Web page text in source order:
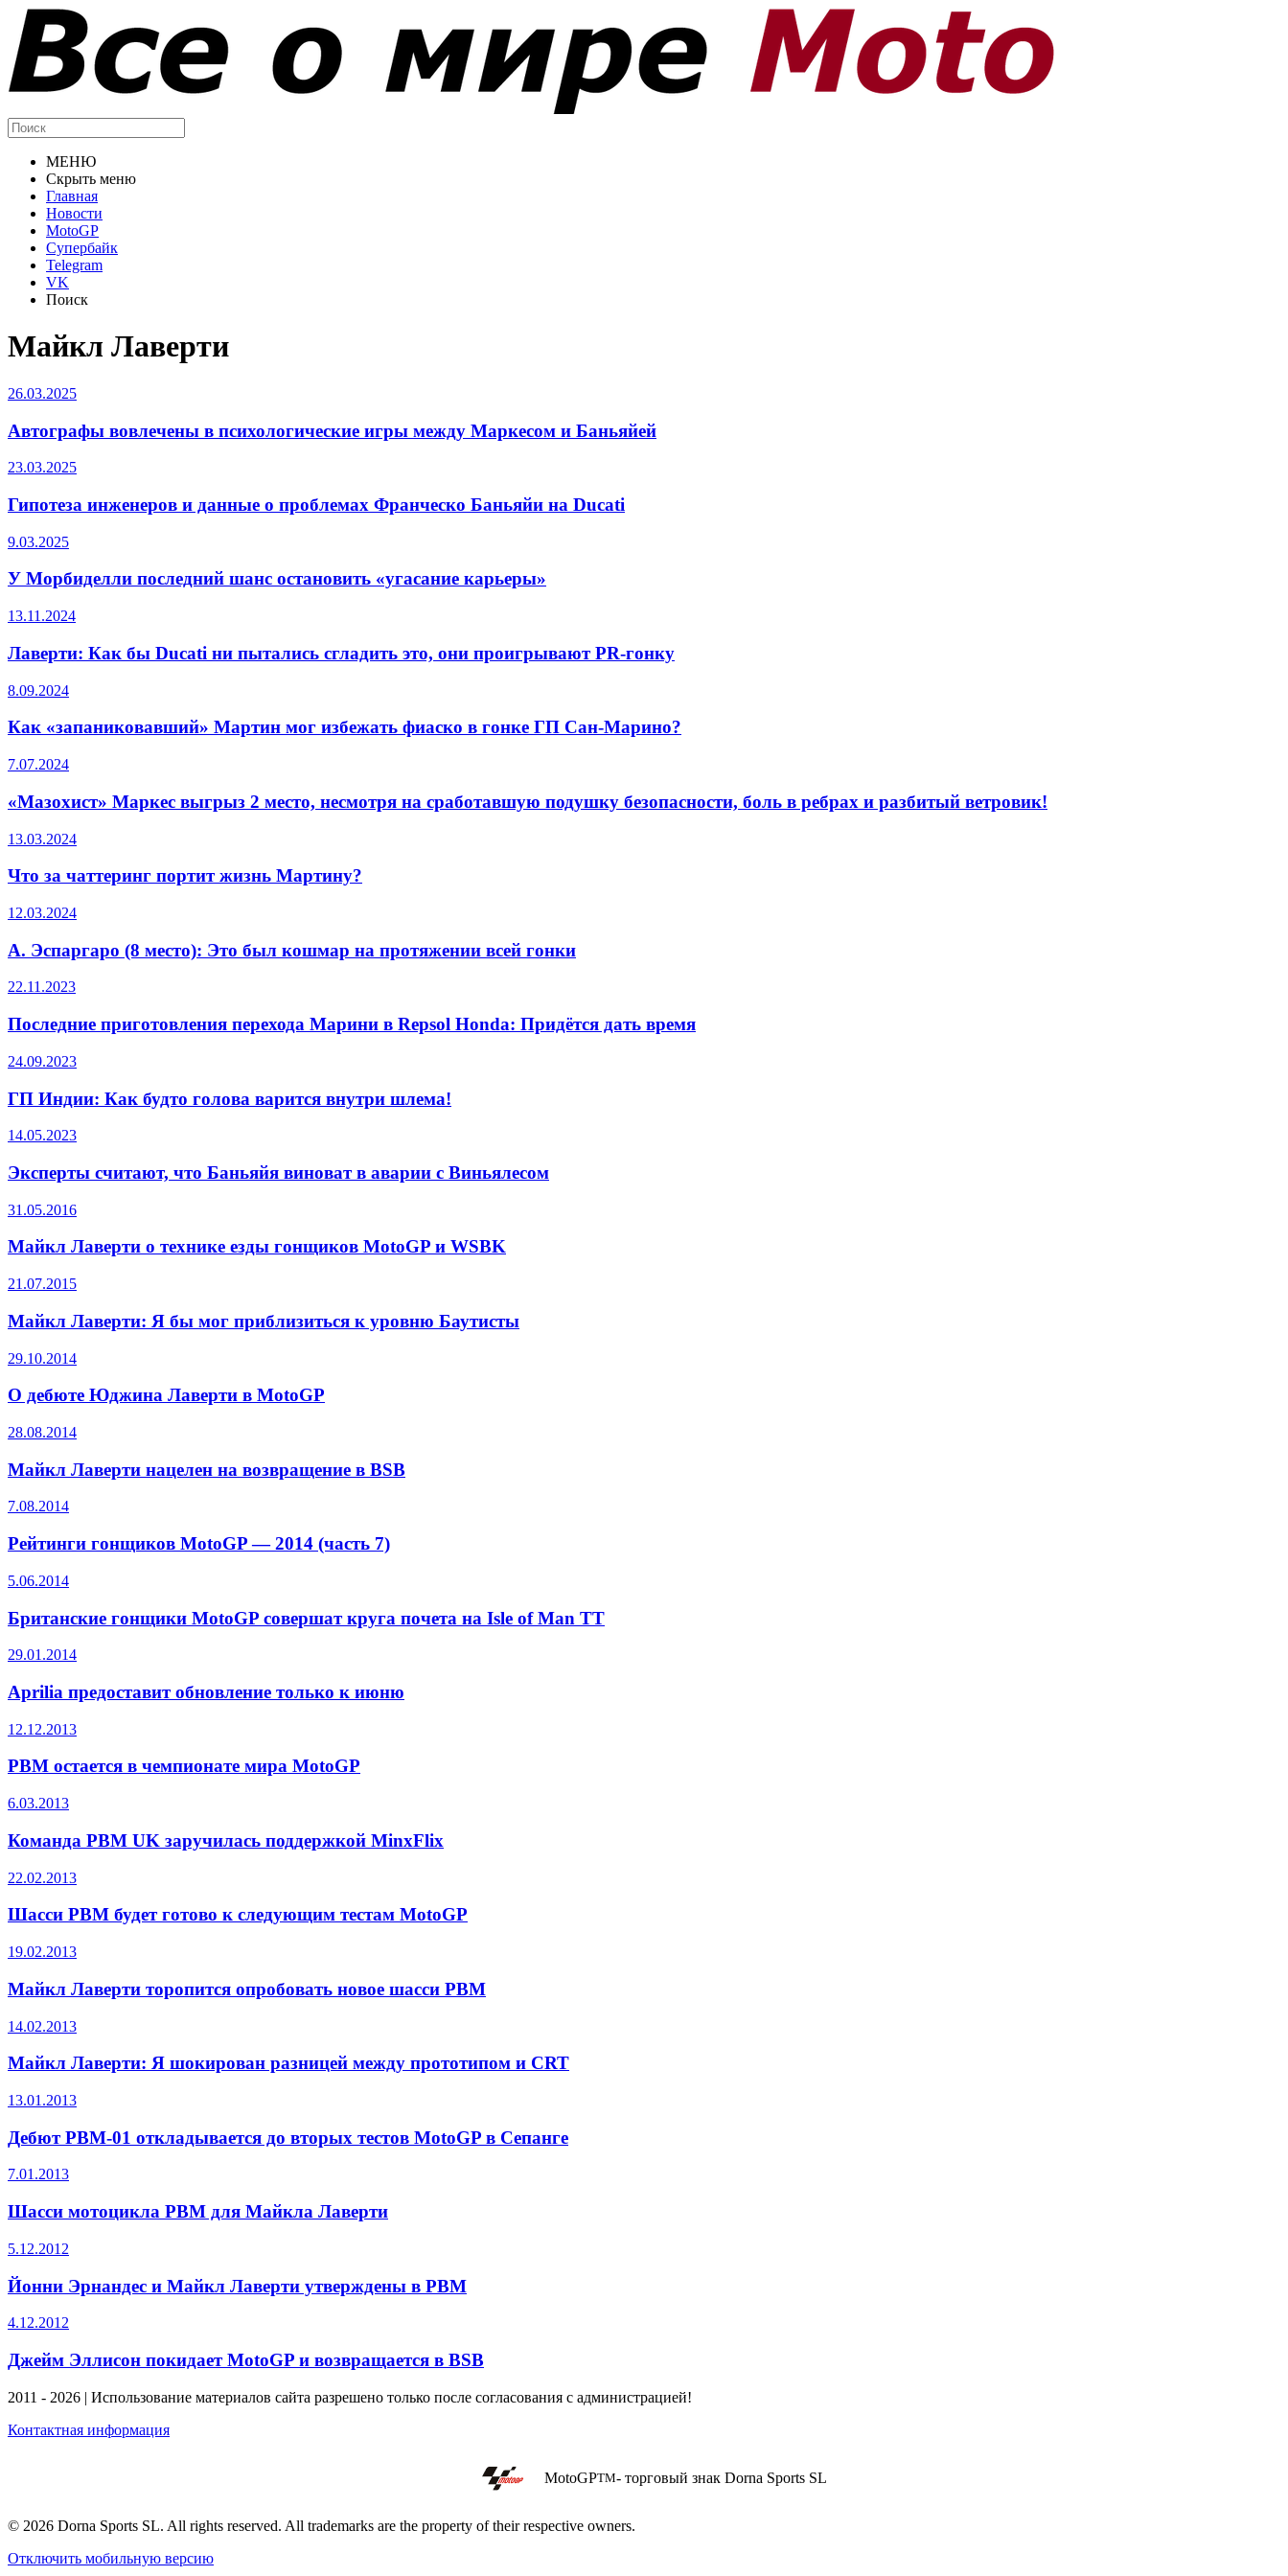
МЕНЮ
Скрыть меню
Главная
Новости
MotoGP
Супербайк
Telegram
VK
Поиск
Майкл Лаверти
26.03.2025
Автографы вовлечены в психологические игры между Маркесом и Баньяйей
23.03.2025
Гипотеза инженеров и данные о проблемах Франческо Баньяйи на Ducati
9.03.2025
У Морбиделли последний шанс остановить «угасание карьеры»
13.11.2024
Лаверти: Как бы Ducati ни пытались сгладить это, они проигрывают PR-гонку
8.09.2024
Как «запаниковавший» Мартин мог избежать фиаско в гонке ГП Сан-Марино?
7.07.2024
«Мазохист» Маркес выгрыз 2 место, несмотря на сработавшую подушку безопасности, боль в ребрах и разбитый ветровик!
13.03.2024
Что за чаттеринг портит жизнь Мартину?
12.03.2024
А. Эспаргаро (8 место): Это был кошмар на протяжении всей гонки
22.11.2023
Последние приготовления перехода Марини в Repsol Honda: Придётся дать время
24.09.2023
ГП Индии: Как будто голова варится внутри шлема!
14.05.2023
Эксперты считают, что Баньяйя виноват в аварии с Виньялесом
31.05.2016
Майкл Лаверти о технике езды гонщиков MotoGP и WSBK
21.07.2015
Майкл Лаверти: Я бы мог приблизиться к уровню Баутисты
29.10.2014
О дебюте Юджина Лаверти в MotoGP
28.08.2014
Майкл Лаверти нацелен на возвращение в BSB
7.08.2014
Рейтинги гонщиков MotoGP — 2014 (часть 7)
5.06.2014
Британские гонщики MotoGP совершат круга почета на Isle of Man TT
29.01.2014
Aprilia предоставит обновление только к июню
12.12.2013
PBM остается в чемпионате мира MotoGP
6.03.2013
Команда PBM UK заручилась поддержкой MinxFlix
22.02.2013
Шасси PBM будет готово к следующим тестам MotoGP
19.02.2013
Майкл Лаверти торопится опробовать новое шасси PBM
14.02.2013
Майкл Лаверти: Я шокирован разницей между прототипом и CRT
13.01.2013
Дебют PBM-01 откладывается до вторых тестов MotoGP в Сепанге
7.01.2013
Шасси мотоцикла PBM для Майкла Лаверти
5.12.2012
Йонни Эрнандес и Майкл Лаверти утверждены в PBM
4.12.2012
Джейм Эллисон покидает MotoGP и возвращается в BSB
2011 - 2026 | Использование материалов сайта разрешено только после согласования с администрацией!
Контактная информация
MotoGPTM- торговый знак Dorna Sports SL
© 2026 Dorna Sports SL. All rights reserved. All trademarks are the property of their respective owners.
Отключить мобильную версию